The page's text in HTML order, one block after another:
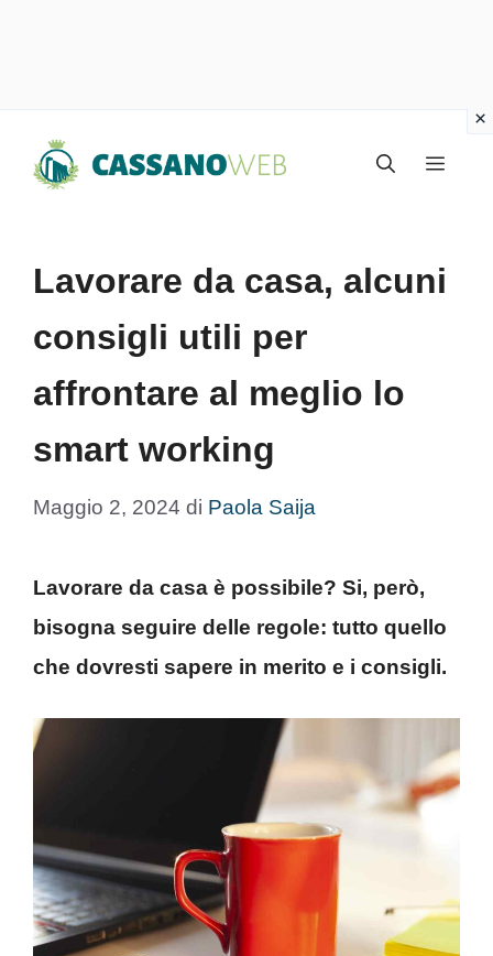
Menu
Lavorare da casa, alcuni
consigli utili per
affrontare al meglio lo
smart working
Maggio 2, 2024 di Paola Saija
Lavorare da casa è possibile? Si, però,
bisogna seguire delle regole: tutto quello
che dovresti sapere in merito e i consigli.